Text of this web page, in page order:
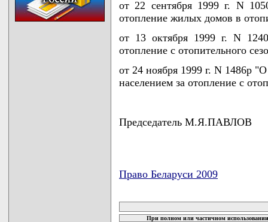
от 22 сентября 1999 г. N
отопление жилых домов в
от 13 октября 1999 г. N
отопление с отопительного
от 24 ноября 1999 г. N 1486р
населением за отопление с
Председатель М.Я.ПАВЛОВ
Право Беларуси 2009
При полном или частичном